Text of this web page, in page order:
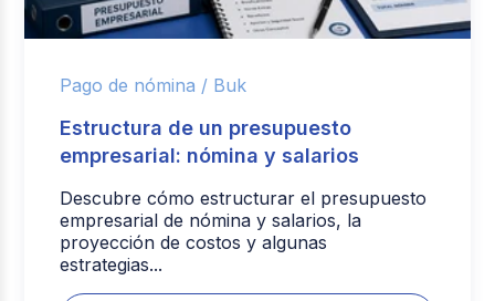
Pago de nómina / Buk
Estructura de un presupuesto
empresarial: nómina y salarios
Descubre cómo estructurar el presupuesto
empresarial de nómina y salarios, la
proyección de costos y algunas
estrategias...